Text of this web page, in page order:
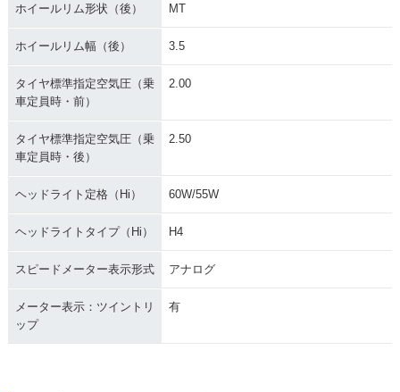
ホイールリム形状（後） MT
ホイールリム幅（後） 3.5
タイヤ標準指定空気圧（乗
車定員時・前）
2.00
タイヤ標準指定空気圧（乗
車定員時・後）
2.50
ヘッドライト定格（Hi） 60W/55W
ヘッドライトタイプ（Hi） H4
スピードメーター表示形式 アナログ
メーター表示：ツイントリ
ップ
有